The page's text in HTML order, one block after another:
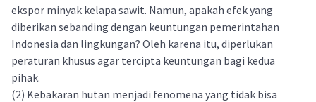
ekspor minyak kelapa sawit. Namun, apakah efek yang
diberikan sebanding dengan keuntungan pemerintahan
Indonesia dan lingkungan? Oleh karena itu, diperlukan
peraturan khusus agar tercipta keuntungan bagi kedua
pihak.
(2) Kebakaran hutan menjadi fenomena yang tidak bisa